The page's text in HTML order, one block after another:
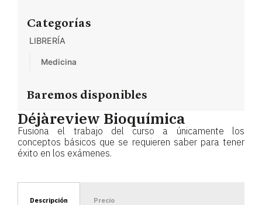
Categorías
LIBRERÍA
Medicina
Baremos disponibles
Déjàreview Bioquímica
Fusiona el trabajo del curso a únicamente los
conceptos básicos que se requieren saber para tener
éxito en los exámenes.
Descripción Precio